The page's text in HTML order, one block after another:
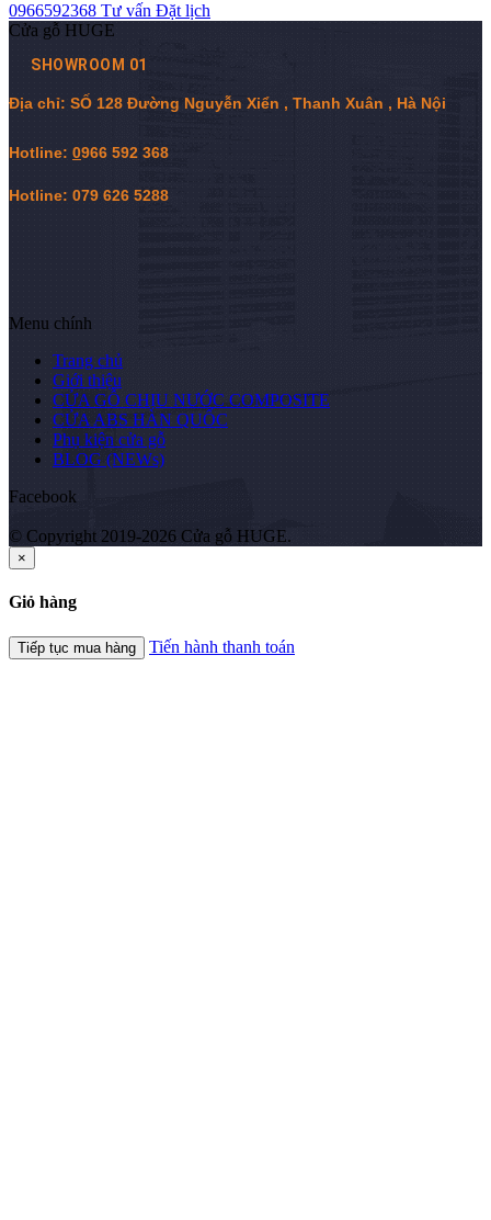
0966592368 Tư vấn Đặt lịch
Cửa gỗ HUGE
SHOWROOM 01
Địa chỉ: SỐ 128 Đường Nguyễn Xiển , Thanh Xuân , Hà Nội
Hotline: 0966 592 368
Hotline: 079 626 5288
Menu chính
Trang chủ
Giới thiệu
CỬA GỖ CHỊU NƯỚC COMPOSITE
CỬA ABS HÀN QUỐC
Phụ kiện cửa gỗ
BLOG (NEWs)
Facebook
© Copyright 2019-2026 Cửa gỗ HUGE.
×
Giỏ hàng
Tiếp tục mua hàng Tiến hành thanh toán